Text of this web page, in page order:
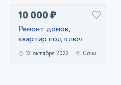
10 000 ₽
Ремонт домов,
квартир под ключ
12 октября 2022 Сочи